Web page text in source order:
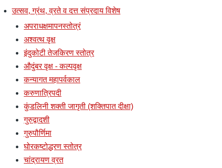
उत्सव, ग्रंथ, व्रते व दत्त संप्रदाय विशेष
अपराधक्षमापनस्तोत्रं
अश्वत्थ वृक्ष
इंदुकोटी तेजकिरण स्तोत्र
औदुंबर वृक्ष - कल्पवृक्ष
कन्यागत महापर्वकाल
करुणात्रिपदी
कुंडलिनी शक्ती जागृती (शक्तिपात दीक्षा)
गुरुद्वादशी
गुरुपौर्णिमा
घोरकष्टोद्धरण स्तोत्र
चांद्रायण व्रत